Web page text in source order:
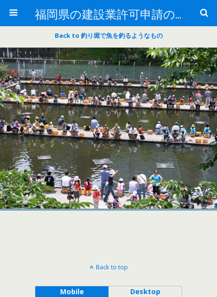
福岡県の建設業許可申請のことなら福岡建設業許可サポートセンター
Back to 釣り堀で魚を釣るようなもの
Back to top
Mobile Desktop